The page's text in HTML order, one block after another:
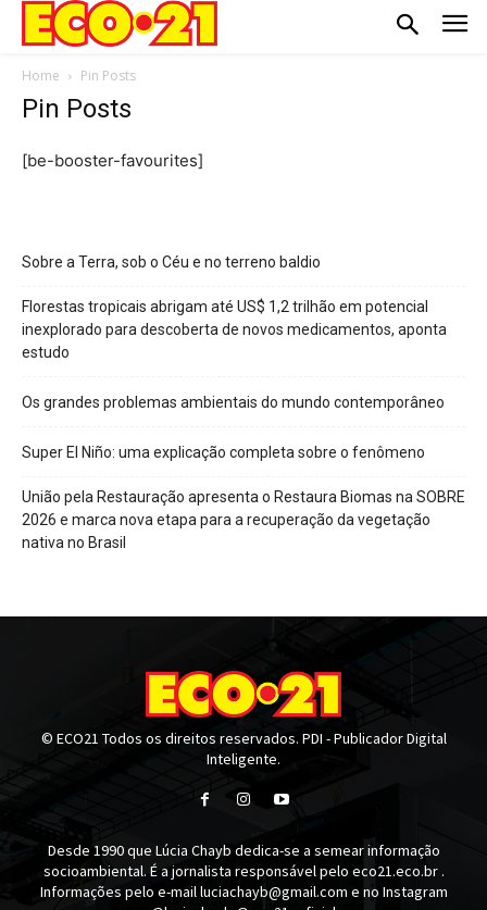
Home Pin Posts
Pin Posts
[be-booster-favourites]
Sobre a Terra, sob o Céu e no terreno baldio
Florestas tropicais abrigam até US$ 1,2 trilhão em potencial
inexplorado para descoberta de novos medicamentos, aponta
estudo
Os grandes problemas ambientais do mundo contemporâneo
Super El Niño: uma explicação completa sobre o fenômeno
União pela Restauração apresenta o Restaura Biomas na SOBRE
2026 e marca nova etapa para a recuperação da vegetação
nativa no Brasil
© ECO21 Todos os direitos reservados. PDI - Publicador Digital
Inteligente.
Desde 1990 que Lúcia Chayb dedica-se a semear informação
socioambiental. É a jornalista responsável pelo eco21.eco.br .
Informações pelo e-mail luciachayb@gmail.com e no Instagram